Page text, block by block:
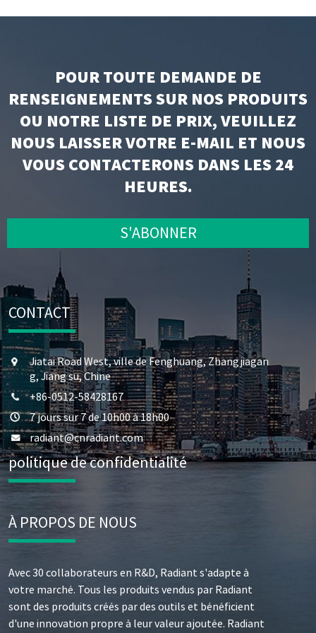
POUR TOUTE DEMANDE DE
RENSEIGNEMENTS SUR NOS PRODUITS
OU NOTRE LISTE DE PRIX, VEUILLEZ
NOUS LAISSER VOTRE E-MAIL ET NOUS
VOUS CONTACTERONS DANS LES 24
HEURES.
S'ABONNER
CONTACT
Jiatai Road West, ville de Fenghuang, Zhangjiagan
g, Jiang su, Chine
+86-0512-58428167
7 jours sur 7 de 10h00 à 18h00
radiant@cnradiant.com
politique de confidentialité
À PROPOS DE NOUS
Avec 30 collaborateurs en R&D, Radiant s'adapte à
votre marché. Tous les produits vendus par Radiant
sont des produits créés par des outils et bénéficient
d'une innovation propre à leur valeur ajoutée. Radiant